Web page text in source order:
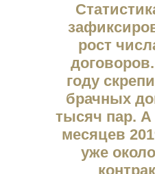
рост
году
брачных
тысяч пар. А
месяцев
уже